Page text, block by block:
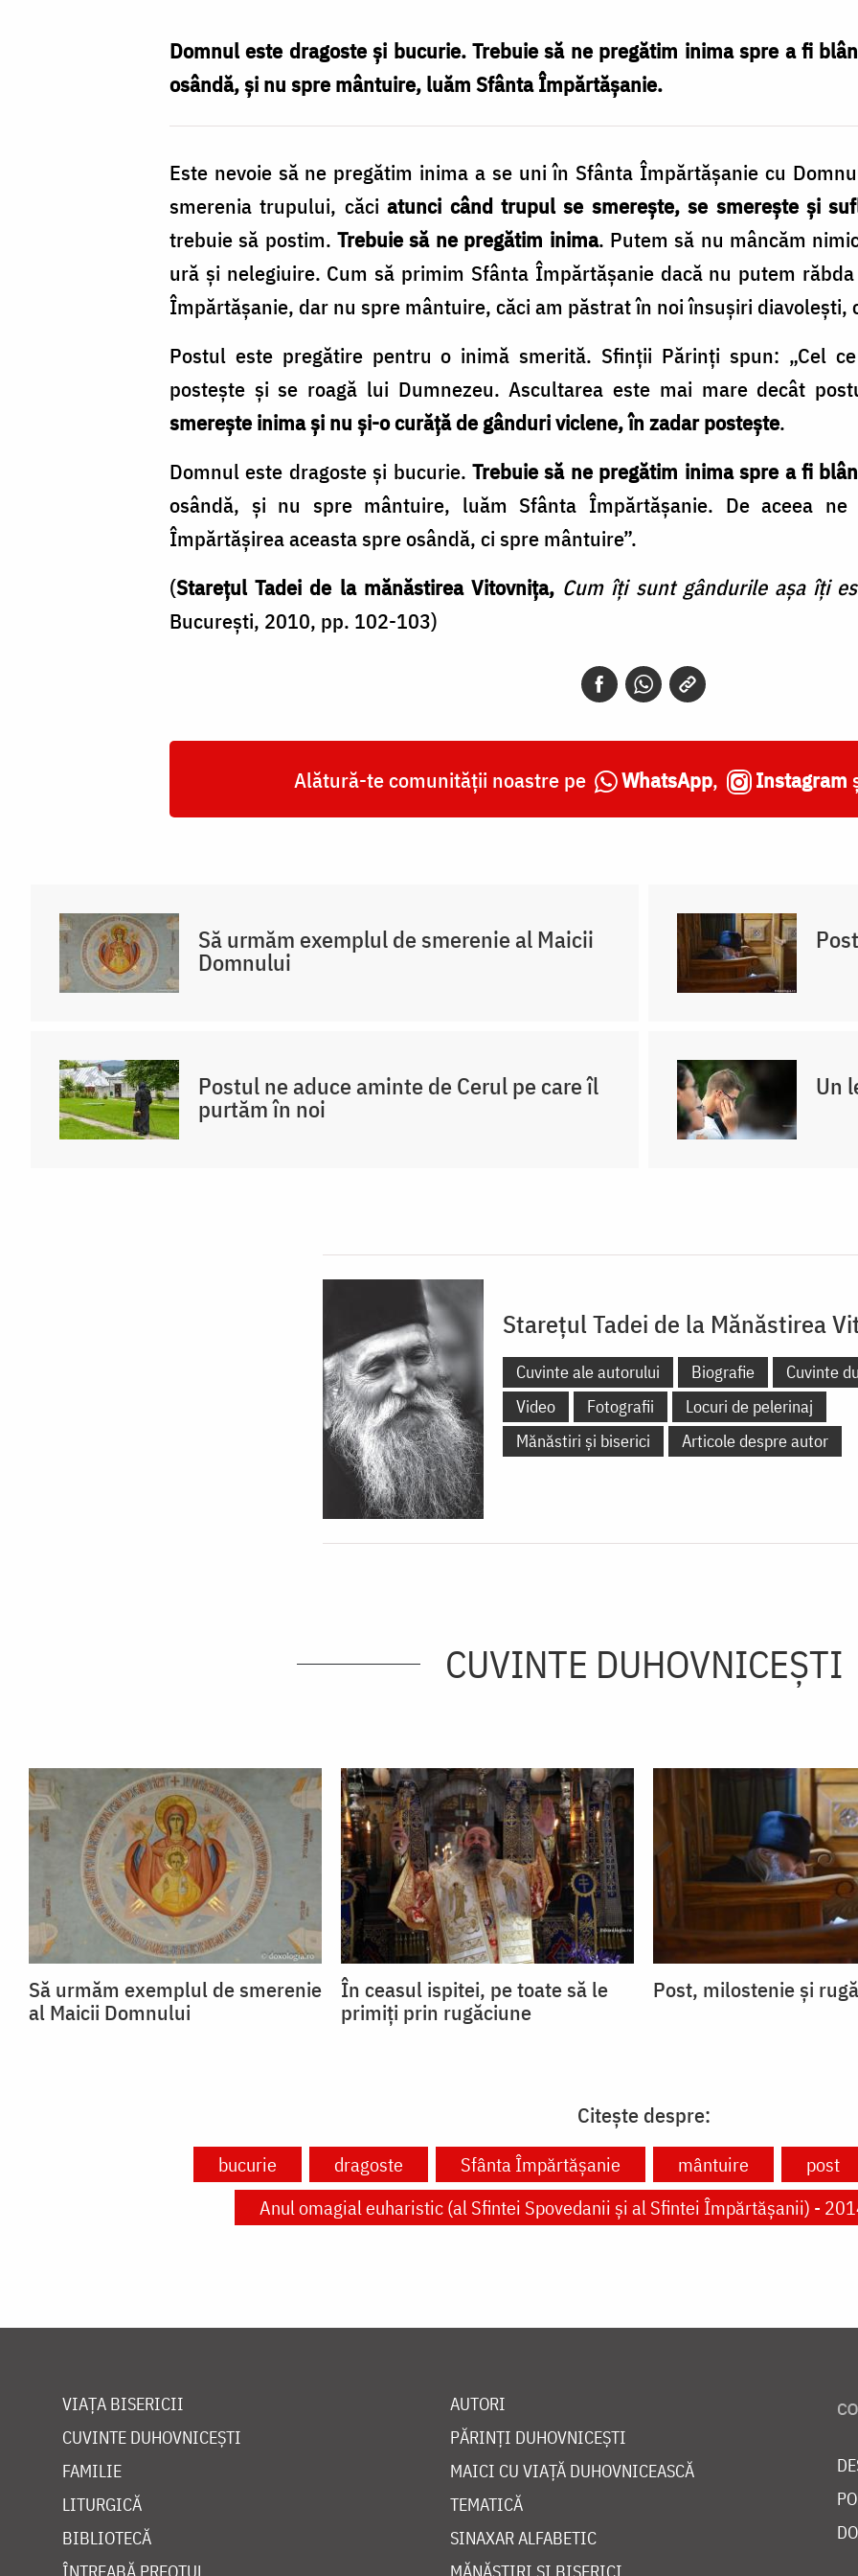
Domnul este dragoste și bucurie. Trebuie să ne pregătim inima spre a fi
osândă, și nu spre mântuire, luăm Sfânta Împărtășanie.
Este nevoie să ne pregătim inima a se uni în Sfânta Împărtășanie cu
smerenia trupului, căciatunci când trupul se smerește, se smerește și
trebuie să postim.Trebuie să ne pregătim inima. Putem să nu mâncăm
ură și nelegiuire. Cum să primim Sfânta Împărtășanie dacă nu putem
Împărtășanie, dar nu spre mântuire, căci am păstrat în noi însușiri diavolești,
Postul este pregătire pentru o inimă smerită. Sfinții Părinți spun: „Cel
postește și se roagă lui Dumnezeu. Ascultarea este mai mare decât
smerește inima și nu și-o curăță de gânduri viclene, în zadar postește.
Domnul este dragoste și bucurie.Trebuie să ne pregătim inima spre a fi
osândă, și nu spre mântuire, luăm Sfânta Împărtășanie. De aceea
Împărtășirea aceasta spre osândă, ci spre mântuire”.
(Starețul Tadei de la mănăstirea Vitovnița, Cum îți sunt gândurile așa îți
București, 2010, pp. 102-103)
Alătură-te comunității noastre pe WhatsApp, Instagram
Să urmăm exemplul de smerenie al Maicii
Domnului
Postul ne aduce aminte de Cerul pe care îl
purtăm în noi
Un
Starețul Tadei de la Mănăstirea
Cuvinte ale autorului Biografie
Cuvinte
Video
Fotografii
Locuri de pelerinaj
Mănăstiri și biserici
Articole despre autor
CUVINTE DUHOVNICEȘTI
Să urmăm exemplul de smerenie
al Maicii Domnului
În ceasul ispitei, pe toate să le
primiți prin rugăciune
Post, milostenie și
Citește despre:
bucurie dragoste Sfânta Împărtășanie mântuire post
Anul omagial euharistic (al Sfintei Spovedanii şi al Sfintei Împărtăşanii) -
VIAȚA BISERICII
CUVINTE DUHOVNICEȘTI
FAMILIE
LITURGICĂ
BIBLIOTECĂ
AUTORI
PĂRINȚI DUHOVNICEȘTI
MAICI CU VIAȚĂ DUHOVNICEASCĂ
TEMATICĂ
SINAXAR ALFABETIC